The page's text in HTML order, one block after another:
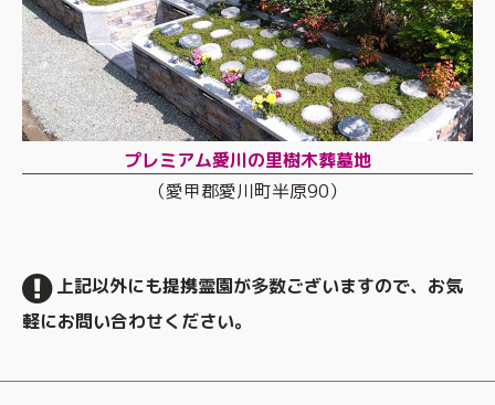
プレミアム愛川の里樹木葬墓地
（愛甲郡愛川町半原90）
上記以外にも提携霊園が多数ございますので、お気
軽にお問い合わせください。